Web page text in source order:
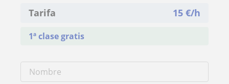
Tarifa 15 €/h
1ª clase gratis